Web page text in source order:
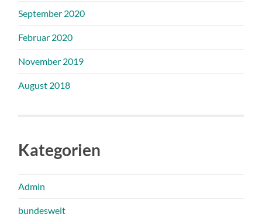
September 2020
Februar 2020
November 2019
August 2018
Kategorien
Admin
bundesweit